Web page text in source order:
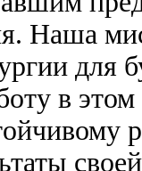
Наша
в